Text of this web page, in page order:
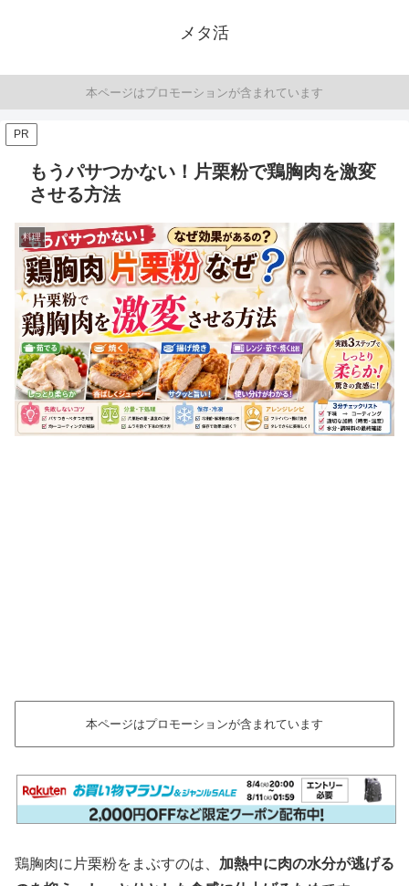
メタ活
本ページはプロモーションが含まれています
PR
もうパサつかない！片栗粉で鶏胸肉を激変
させる方法
料理
本ページはプロモーションが含まれています
鶏胸肉に片栗粉をまぶすのは、 加熱中に肉の水分が逃げる